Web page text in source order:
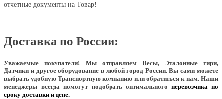
отчетные документы на Товар!
Доставка по России:
Уважаемые покупатели! Мы отправляем Весы, Эталонные гири,
Датчики и другое оборудование в любой город России. Вы сами можете
выбрать удобную Транспортную компанию или обратиться к нам. Наши
менеджеры всегда помогут подобрать оптимального перевозчика по
сроку доставки и цене.